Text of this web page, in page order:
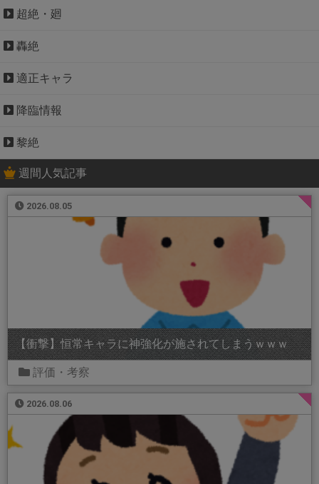
超絶・廻
轟絶
適正キャラ
降臨情報
黎絶
週間人気記事
2026.08.05
【衝撃】恒常キャラに神強化が施されてしまうｗｗｗ
評価・考察
2026.08.06